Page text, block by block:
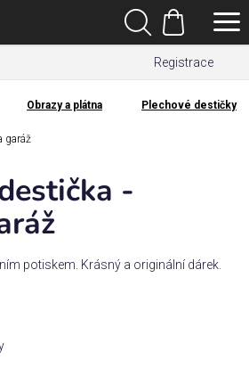
Registrace
Hledat
Nákupní
košík
Obrazy a plátna Plechové destičky
garáž
-
potiskem. Krásný a originální dárek.